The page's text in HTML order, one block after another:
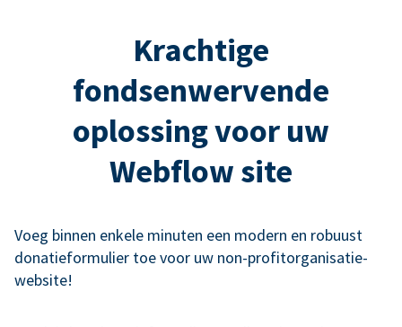
Krachtige
fondsenwervende
oplossing voor uw
Webflow site
Voeg binnen enkele minuten een modern en robuust
donatieformulier toe voor uw non-profitorganisatie-
website!